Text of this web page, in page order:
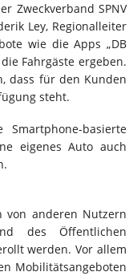
Zweckverband SPNV
Ley, Regionalleiter
wie die Apps „DB
Fahrgäste ergeben.
dass für den Kunden
steht.
basierte
eigenes Auto auch
von anderen Nutzern
des Öffentlichen
werden. Vor allem
Mobilitätsangeboten